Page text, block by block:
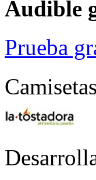
Audible
Prueba